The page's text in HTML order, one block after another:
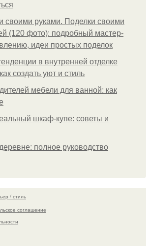
своими руками. Поделки своими
(120 фото): подробный мастер-
идеи простых поделок
в внутренней отделке
создать уют и стиль
мебели для ванной: как
шкаф-купе: советы и
полное руководство
/ стиль
соглашение